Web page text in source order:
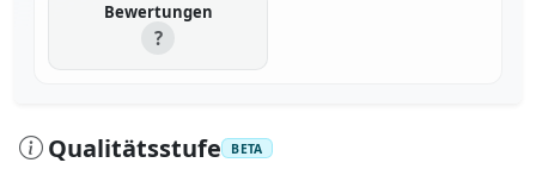
Bewertungen
?
Qualitätsstufe BETA